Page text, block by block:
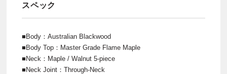
スペック
■Body：Australian Blackwood
■Body Top：Master Grade Flame Maple
■Neck：Maple / Walnut 5-piece
■Neck Joint：Through-Neck